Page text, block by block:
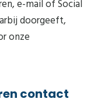
e-mail of Social
doorgeeft,
onze
contact